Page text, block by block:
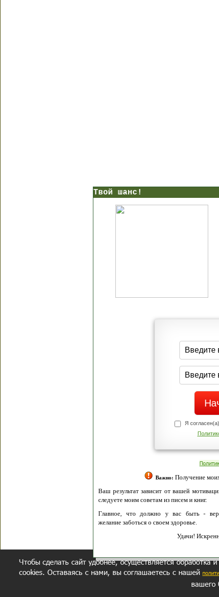
Твой шанс!
Я
Важно: Получение
Ваш результат зависит от вашей
следуете моим советам из писем и книг.
Главное, что должно у вас быть -
желание заботься о своем здоровье.
Удачи!
Чтобы сделать сайт удобнее, осуществляется обработка
cookies. Оставаясь с нами, вы соглашаетесь с нашей
вашего